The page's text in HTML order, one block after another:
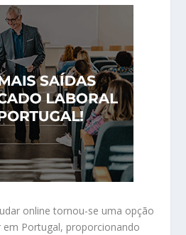
online tornou-se uma opção
em Portugal, proporcionando